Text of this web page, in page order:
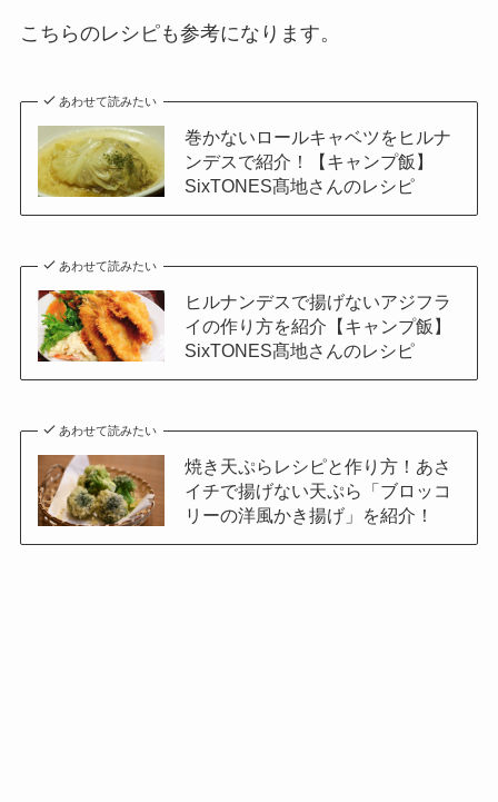
こちらのレシピも参考になります。
あわせて読みたい
巻かないロールキャベツをヒルナ
ンデスで紹介！【キャンプ飯】
SixTONES髙地さんのレシピ
あわせて読みたい
ヒルナンデスで揚げないアジフラ
イの作り方を紹介【キャンプ飯】
SixTONES髙地さんのレシピ
あわせて読みたい
焼き天ぷらレシピと作り方！あさ
イチで揚げない天ぷら「ブロッコ
リーの洋風かき揚げ」を紹介！